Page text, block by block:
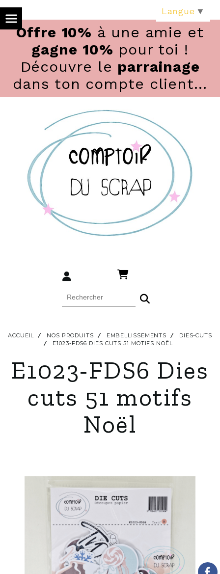
Offre 10% à une amie et
gagne 10% pour toi !
Découvre le parrainage
dans ton compte client...
ACCUEIL NOS PRODUITS EMBELLISSEMENTS
DIES-CUTS
E1023-FDS6 DIES CUTS 51 MOTIFS NOËL
E1023-FDS6 Dies
cuts 51 motifs
Noël
Langue ▼